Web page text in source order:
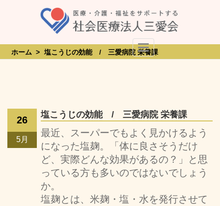
Toggle Navigation
ホーム > 塩こうじの効能 / 三愛病院 栄養課
26
5月
塩こうじの効能 / 三愛病院 栄養課
最近、スーパーでもよく見かけるよう
になった塩麹。「体に良さそうだけ
ど、実際どんな効果があるの？」と思
っている方も多いのではないでしょう
か。
塩麹とは、米麹・塩・水を発行させて